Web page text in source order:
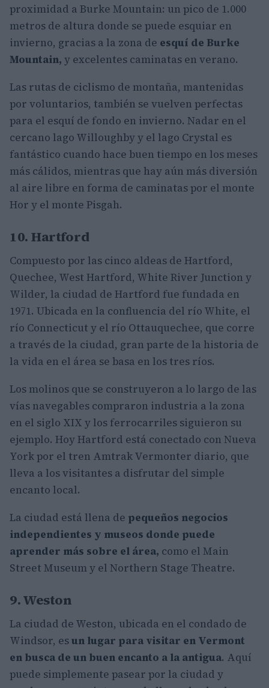
proximidad a Burke Mountain: un pico de 1.000
metros de altura donde se puede esquiar en
invierno, gracias a la zona de esquí de Burke
Mountain, y excelentes caminatas en verano.
Las rutas de ciclismo de montaña, mantenidas
por voluntarios, también se vuelven perfectas
para el esquí de fondo en invierno. Nadar en el
cercano lago Willoughby y el lago Crystal es
fantástico cuando hace buen tiempo en los meses
más cálidos, mientras que hay aún más diversión
al aire libre en forma de caminatas por el monte
Hor y el monte Pisgah.
10. Hartford
Compuesto por las cinco aldeas de Hartford,
Quechee, West Hartford, White River Junction y
Wilder, la ciudad de Hartford fue fundada en
1971. Ubicada en la confluencia del río White, el
río Connecticut y el río Ottauquechee, que corre
a través de la ciudad, gran parte de la historia de
la vida en el área se basa en los tres ríos.
Los molinos que se construyeron a lo largo de las
vías navegables compraron industria a la zona
en el siglo XIX y los ferrocarriles siguieron su
ejemplo. Hoy Hartford está conectado con Nueva
York por el tren Amtrak Vermonter diario, que
lleva a los visitantes a disfrutar del simple
encanto local.
La ciudad está llena de pequeños negocios
independientes y museos donde puede
aprender más sobre el área, como el Main
Street Museum y el Northern Stage Theatre.
9. Weston
La ciudad de Weston, ubicada en el condado de
Windsor, esun lugar para visitar en Vermont
en busca de un buen encanto a la antigua. Aquí
puede simplemente pasear por la ciudad y